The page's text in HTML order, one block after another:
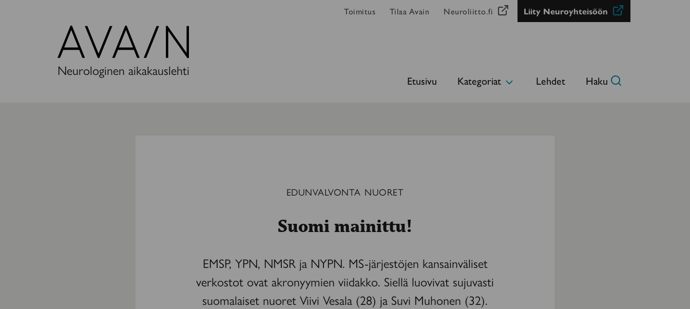
lehti
Neurologinen aikakauslehti
Toimitus Tilaa Avain Neuroliitto.fi Liity Neuroyhteisöön
Etusivu
Kategoriat
Lehdet Haku
EDUNVALVONTA NUORET
Suomi mainittu!
EMSP, YPN, NMSR ja NYPN. MS-järjestöjen kansainväliset
verkostot ovat akronyymien viidakko. Siellä luovivat sujuvasti
suomalaiset nuoret Viivi Vesala (28) ja Suvi Muhonen (32).